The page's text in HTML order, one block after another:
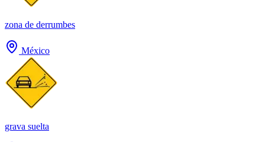
zona de derrumbes
México
grava suelta